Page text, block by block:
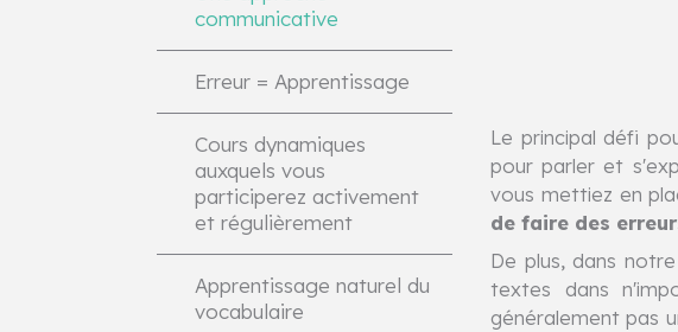
communicative
Erreur = Apprentissage
Cours dynamiques
auxquels vous
participerez activement
et régulièrement
Apprentissage naturel du
vocabulaire
Le principal défi
pour parler et
vous mettiez en
de faire des
De plus, dans
textes dans
généralement pas